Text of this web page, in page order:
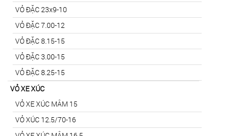
VỎ ĐẶC 23x9-10
VỎ ĐẶC 7.00-12
VỎ ĐẶC 8.15-15
VỎ ĐẶC 3.00-15
VỎ ĐẶC 8.25-15
VỎ XE XÚC
VỎ XE XÚC MÂM 15
VỎ XÚC 12.5/70-16